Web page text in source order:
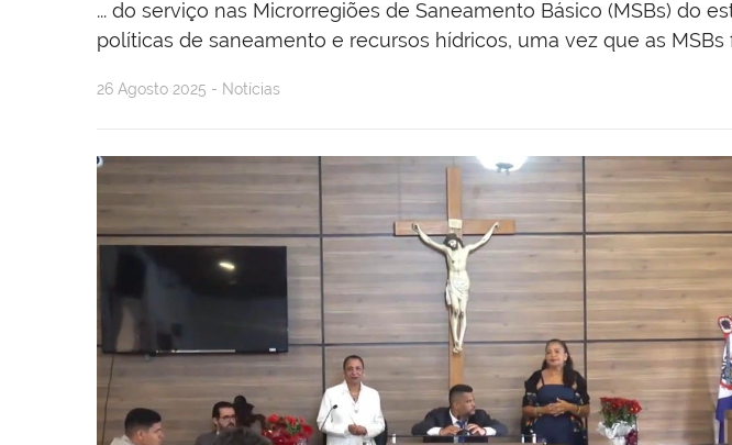
... do serviço nas Microrregiões de Saneamento Básico (MSBs) do
políticas de saneamento e recursos hídricos, uma vez que as MSBs
26 Agosto 2025 - Notícias